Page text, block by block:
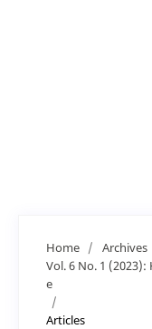
Home / Archives
Vol. 6 No. 1
e
/
Articles